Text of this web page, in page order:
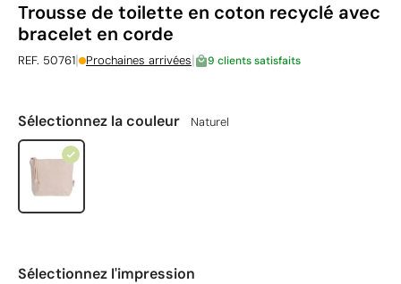
Trousse de toilette en coton recyclé avec
bracelet en corde
REF. 50761| Prochaines arrivées| 9 clients satisfaits
Sélectionnez la couleur Naturel
Sélectionnez l'impression